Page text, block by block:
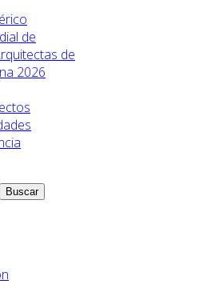
de
de
2026
Buscar